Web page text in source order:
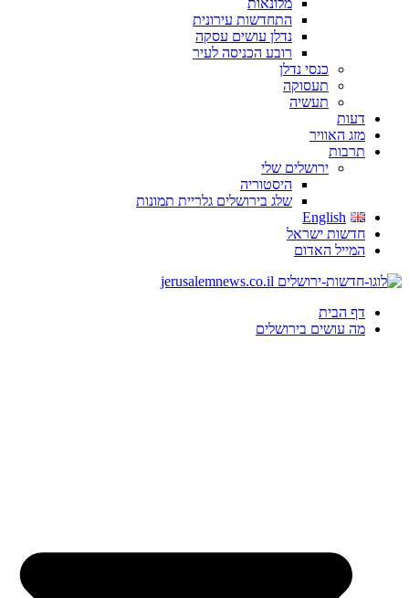
מלונאות
התחדשות עירונית
נדלן עושים עסקה
רובע הכניסה לעיר
כנסי נדלן
תעסוקה
תעשיה
דעות
מזג האוויר
תרבות
ירושלים שלי
היסטוריה
שלג בירושלים גלריית תמונות
English
חדשות ישראל
המייל האדום
דף הבית
מה עושים בירושלים